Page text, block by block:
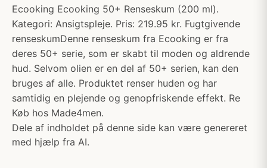
Ecooking Ecooking 50+ Renseskum (200 ml).
Kategori: Ansigtspleje. Pris: 219.95 kr. Fugtgivende
renseskumDenne renseskum fra Ecooking er fra
deres 50+ serie, som er skabt til moden og aldrende
hud. Selvom olien er en del af 50+ serien, kan den
bruges af alle. Produktet renser huden og har
samtidig en plejende og genopfriskende effekt. Re
Køb hos Made4men.
Dele af indholdet på denne side kan være genereret
med hjælp fra AI.